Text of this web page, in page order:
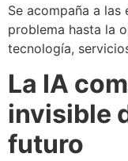
Se acompaña a
problema hasta la
tecnología,
La IA
invisible
futuro